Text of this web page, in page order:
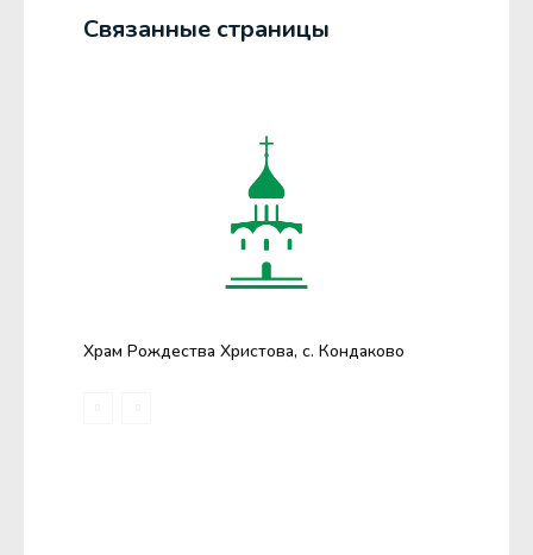
Связанные страницы
Храм Рождества Христова, с. Кондаково